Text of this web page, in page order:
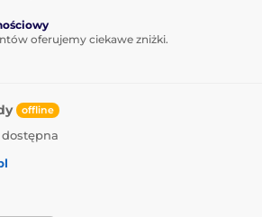
oferujemy ciekawe zniżki.
offline